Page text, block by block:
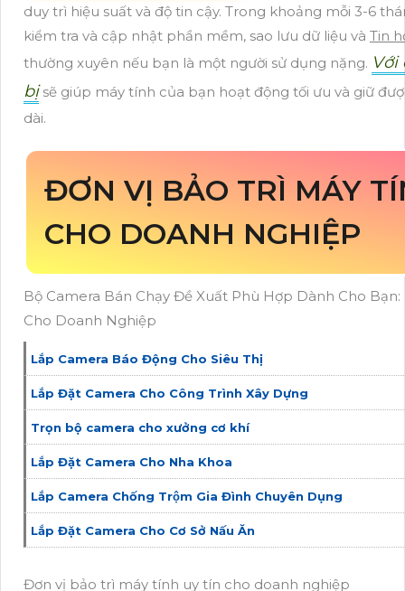
duy trì hiệu suất và độ tin cậy. Trong khoảng mỗi 3-6
kiểm tra và cập nhật phần mềm, sao lưu dữ liệu và Tin
thường xuyên nếu bạn là một người sử dụng nặng. Với
bịsẽ giúp máy tính của bạn hoạt động tối ưu và giữ
dài.
ĐƠN VỊ BẢO TRÌ MÁY
CHO DOANH NGHIỆP
Bộ Camera Bán Chạy Đề Xuất Phù Hợp Dành Cho
Cho Doanh Nghiệp
Lắp Camera Báo Động Cho Siêu Thị
Lắp Đặt Camera Cho Công Trình Xây Dựng
Trọn bộ camera cho xưởng cơ khí
Lắp Đặt Camera Cho Nha Khoa
Lắp Camera Chống Trộm Gia Đình Chuyên Dụng
Lắp Đặt Camera Cho Cơ Sở Nấu Ăn
Đơn vị bảo trì máy tính uy tín cho doanh nghiệp